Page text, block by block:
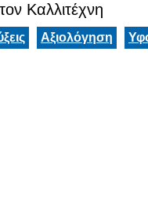
Καλλιτέχνη
Αξιολόγηση